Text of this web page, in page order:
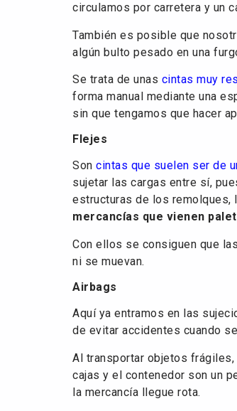
circulamos por carretera y un
También es posible que
algún bulto pesado en una
Se trata de unas cintas muy
forma manual mediante una
sin que tengamos que hacer
Flejes
Son cintas que suelen ser de
sujetar las cargas entre sí,
estructuras de los remolques,
mercancías que vienen
Con ellos se consiguen que
ni se muevan.
Airbags
Aquí ya entramos en las
de evitar accidentes cuando
Al transportar objetos frágiles,
cajas y el contenedor son un
la mercancía llegue rota.